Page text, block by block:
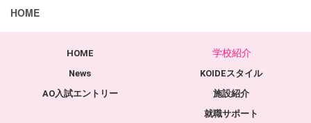
HOME
HOME
News
AO入試エントリー
学校紹介
KOIDEスタイル
施設紹介
就職サポート